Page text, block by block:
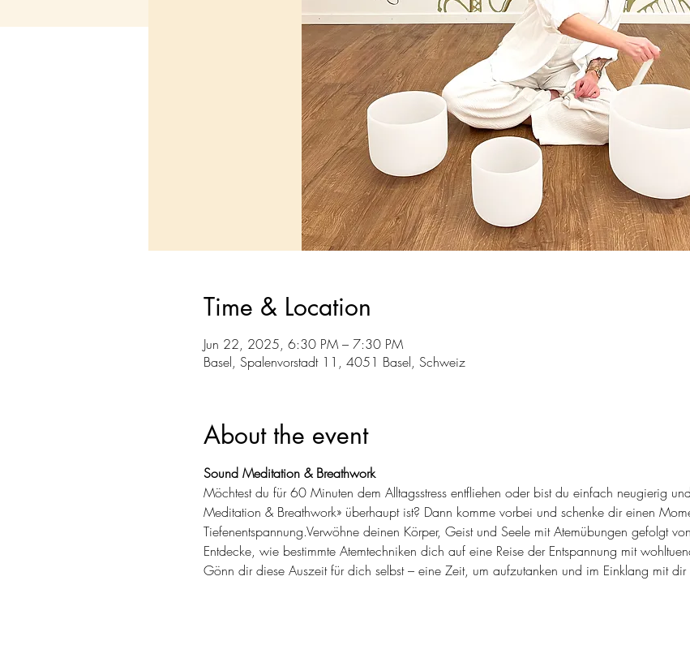
Time & Location
Jun 22, 2025, 6:30 PM – 7:30 PM
Basel, Spalenvorstadt 11, 4051 Basel, Schweiz
About the event
Sound Meditation & Breathwork
Möchtest du für 60 Minuten dem Alltagsstress entfliehen oder bist du einfach neugierig
Meditation & Breathwork» überhaupt ist? Dann komme vorbei und schenke dir einen
Tiefenentspannung.Verwöhne deinen Körper, Geist und Seele mit Atemübungen gefolgt
Entdecke, wie bestimmte Atemtechniken dich auf eine Reise der Entspannung mit
Gönn dir diese Auszeit für dich selbst – eine Zeit, um aufzutanken und im Einklang mit dir